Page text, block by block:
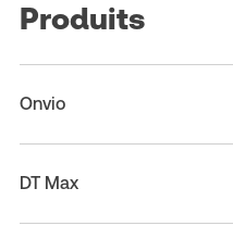
Produits
Onvio
DT Max